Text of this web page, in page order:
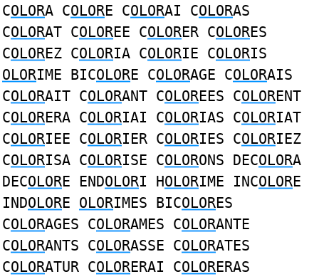
COLORA COLORE COLORAI COLORAS
COLORAT COLOREE COLORER COLORES
COLOREZ COLORIA COLORIE COLORIS
OLORIME BICOLORE COLORAGE COLORAIS
COLORAIT COLORANT COLOREES COLORENT
COLORERA COLORIAI COLORIAS COLORIAT
COLORIEE COLORIER COLORIES COLORIEZ
COLORISA COLORISE COLORONS DECOLORA
DECOLORE ENDOLORI HOLORIME INCOLORE
INDOLORE OLORIMES BICOLORES
COLORAGES COLORAMES COLORANTE
COLORANTS COLORASSE COLORATES
COLORATUR COLORERAI COLORERAS